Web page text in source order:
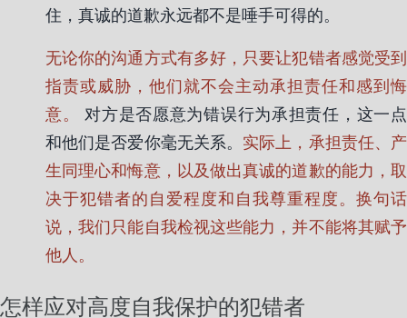
住，真诚的道歉永远都不是唾手可得的。
无论你的沟通方式有多好，只要让犯错者感觉受到
指责或威胁，他们就不会主动承担责任和感到悔
意。
对方是否愿意为错误行为承担责任，这一点
和他们是否爱你毫无关系。 实际上，承担责任、产
生同理心和悔意，以及做出真诚的道歉的能力，取
决于犯错者的自爱程度和自我尊重程度。换句话
说，我们只能自我检视这些能力，并不能将其赋予
他人。
怎样应对高度自我保护的犯错者